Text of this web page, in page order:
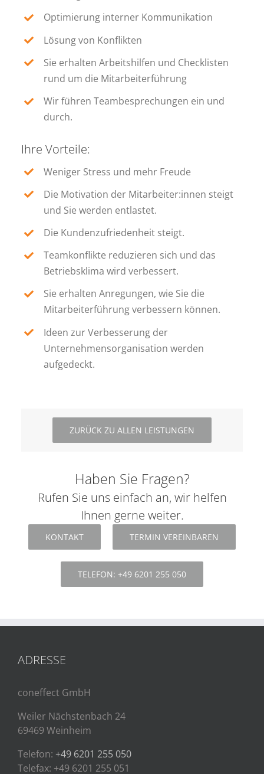
Optimierung interner Kommunikation
Lösung von Konflikten
Sie erhalten Arbeitshilfen und Checklisten
rund um die Mitarbeiterführung
Wir führen Teambesprechungen ein und
durch.
Ihre Vorteile:
Weniger Stress und mehr Freude
Die Motivation der Mitarbeiter:innen steigt
und Sie werden entlastet.
Die Kundenzufriedenheit steigt.
Teamkonflikte reduzieren sich und das
Betriebsklima wird verbessert.
Sie erhalten Anregungen, wie Sie die
Mitarbeiterführung verbessern können.
Ideen zur Verbesserung der
Unternehmensorganisation werden
aufgedeckt.
ZURÜCK ZU ALLEN LEISTUNGEN
Haben Sie Fragen?
Rufen Sie uns einfach an, wir helfen
Ihnen gerne weiter.
KONTAKT TERMIN VEREINBAREN
TELEFON: +49 6201 255 050
ADRESSE
coneffect GmbH
Weiler Nächstenbach 24
69469 Weinheim
Telefon: +49 6201 255 050
Telefax: +49 6201 255 051